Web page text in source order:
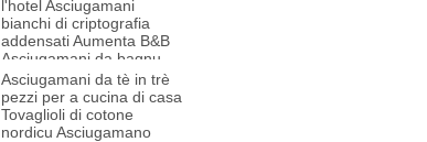
all'ingrosso
l'hotel Asciugamani
bianchi di criptografia
addensati Aumenta B&B
Asciugamani da bagnu
assorbenti bianchi
Asciugamani quadrati ùn
perdi micca i capelli
Asciugamani da tè in trè
pezzi per a cucina di casa
Tovaglioli di cotone
nordicu Asciugamano